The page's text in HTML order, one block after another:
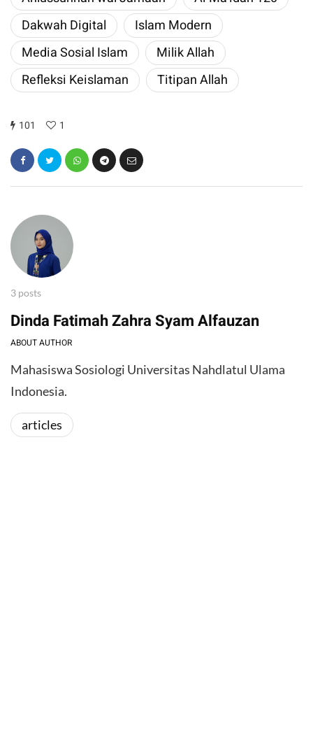
Dakwah Digital
Islam Modern
​Media Sosial Islam
Milik Allah
​Refleksi Keislaman
​Titipan Allah
101 1
3 posts
Dinda Fatimah Zahra Syam Alfauzan
ABOUT AUTHOR
Mahasiswa Sosiologi Universitas Nahdlatul Ulama
Indonesia.
articles